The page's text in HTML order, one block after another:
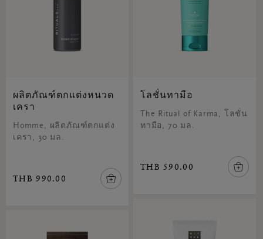
ผลิตภัณฑ์ตกแต่งหนวด
เครา
Homme, ผลิตภัณฑ์ตกแต่ง
เครา, 30 มล.
THB 990.00
โลชั่นทามือ
The Ritual of Karma, โลชั่น
ทามือ, 70 มล.
THB 590.00